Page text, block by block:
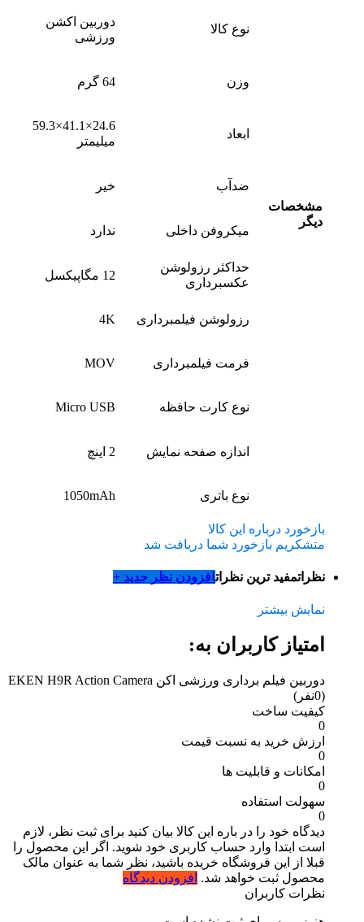
مشخصات
دیگر
نوع کالا
دوربین اکشن
ورزشی
وزن 64 گرم
ابعاد
24.6×41.1×59.3
میلیمتر
ضدآب خیر
میکروفن داخلی ندارد
حداکثر رزولوشن
عکسبرداری
12 مگاپیکسل
رزولوشن فیلمبرداری 4K
فرمت فیلمبرداری MOV
نوع کارت حافظه Micro USB
اندازه صفحه نمایش 2 اینچ
نوع باتری 1050mAh
بازخورد درباره این کالا
متشکریم بازخورد شما دریافت شد
نظراتمفید ترین نظراتافزودن نظر جدید +
نمایش بیشتر
امتیاز کاربران به:
دوربین فیلم برداری ورزشی اکن EKEN H9R Action Camera
(0نفر)
کیفیت ساخت
0
ارزش خرید به نسبت قیمت
0
امکانات و قابلیت ها
0
سهولت استفاده
0
دیدگاه خود را در باره این کالا بیان کنید برای ثبت نظر، لازم
است ابتدا وارد حساب کاربری خود شوید. اگر این محصول را
قبلا از این فروشگاه خریده باشید، نظر شما به عنوان مالک
محصول ثبت خواهد شد. افزودن دیدگاه
نظرات کاربران